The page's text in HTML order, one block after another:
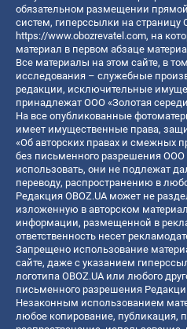
обязательном размещении
систем, гиперссылки на страницу
https://www.obozrevatel.com, на
материал в первом абзаце
Все материалы на этом сайте, в
исследования – служебные
редакции, исключительные
принадлежат ООО «Золотая
На все опубликованные
имеет имущественные права,
«Об авторских правах и смежных
без письменного разрешения ООО
использовать, они не подлежат
переводу, распространению в
Редакция OBOZ.UA может не
изложенную в авторском
информации, размещенной в
ответственность несет
Запрещено использование
сайте, даже с указанием
логотипа OBOZ.UA или любого
письменного разрешения
Незаконным использованием
любое копирование, публикация,